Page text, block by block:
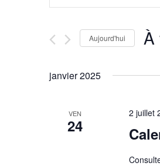
et
navigation
de
vues
clé.
Rechercher
Évènements
mot-
clé.
Aujourd'hui À
janvier 2025
VEN
24
2 juillet